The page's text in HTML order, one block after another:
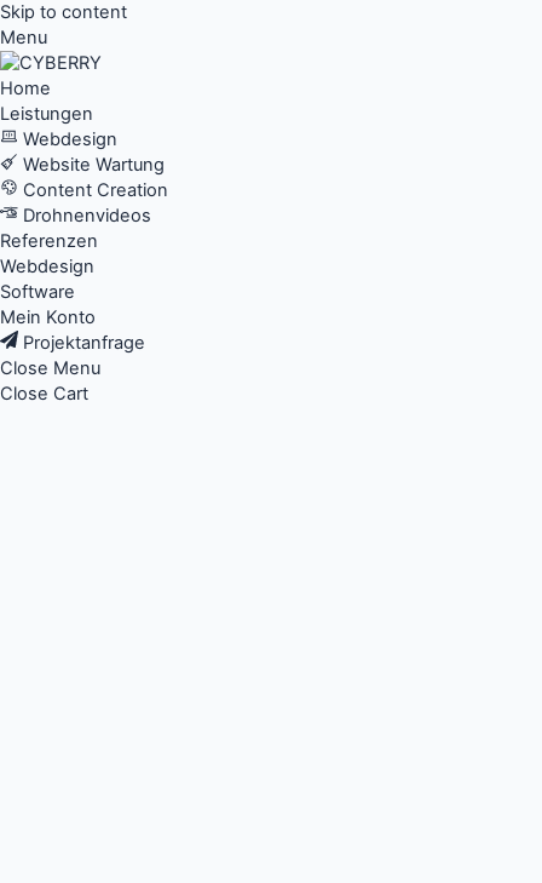
Skip to content
Menu
Home
Leistungen
Webdesign
Website Wartung
Content Creation
Drohnenvideos
Referenzen
Webdesign
Software
Mein Konto
Projektanfrage
Close Menu
Close Cart